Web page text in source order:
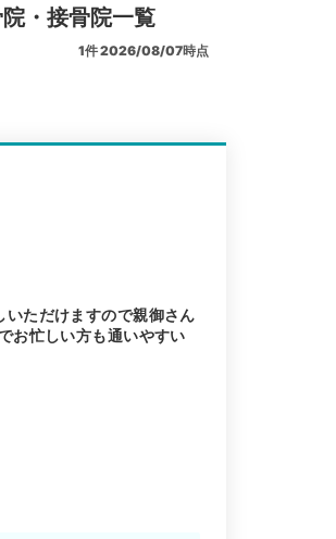
・接骨院一覧
1件2026/08/07時点
ただけますので親御さん
お忙しい方も通いやすい